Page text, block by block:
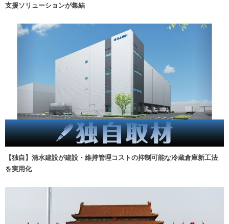
支援ソリューションが集結
【独自】清水建設が建設・維持管理コストの抑制可能な冷蔵倉庫新工法
を実用化